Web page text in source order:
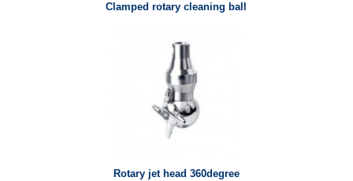
Clamped rotary cleaning ball
Rotary jet head 360degree